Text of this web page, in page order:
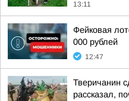
13:11
Фейковая
000 рублей
12:47
Тверичанин
рассказал,